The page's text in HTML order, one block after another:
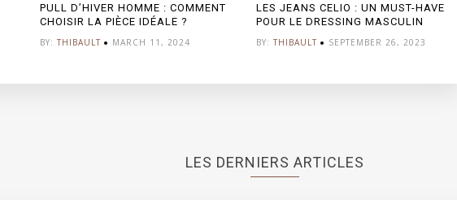
PULL D’HIVER HOMME : COMMENT
CHOISIR LA PIÈCE IDÉALE ?
BY: THIBAULT MARCH 11, 2024
LES JEANS CELIO : UN MUST-HAVE
POUR LE DRESSING MASCULIN
BY: THIBAULT SEPTEMBER 26, 2023
LES DERNIERS ARTICLES